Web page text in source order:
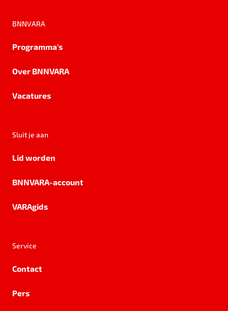
BNNVARA
Programma's
Over BNNVARA
Vacatures
Sluit je aan
Lid worden
BNNVARA-account
VARAgids
Service
Contact
Pers